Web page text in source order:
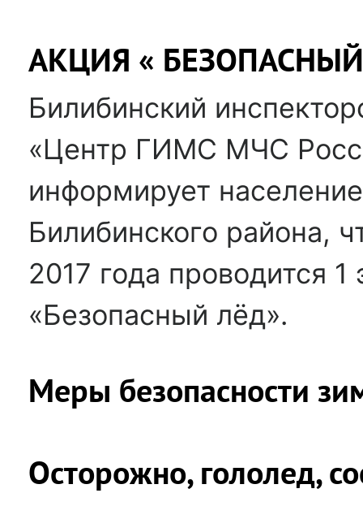
АКЦИЯ «
Билибинский
«Центр ГИМС МЧС
информирует
Билибинского района,
2017 года проводится 1
«Безопасный лёд».
Меры безопасности
Осторожно, гололед,